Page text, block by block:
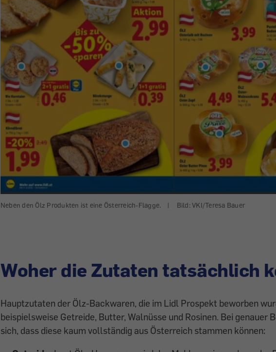
Neben den Ölz Produkten ist eine Österreich-Flagge. | Bild: VKI/Teresa Bauer
Woher die Zutaten tatsächlich
Hauptzutaten der Ölz-Backwaren, die im Lidl Prospekt beworben
beispielsweise Getreide, Butter, Walnüsse und Rosinen. Bei genauer
sich, dass diese kaum vollständig aus Österreich stammen können: